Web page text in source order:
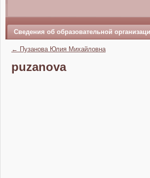
Сведения об образовательной
← Пузанова Юлия Михайловна
puzanova